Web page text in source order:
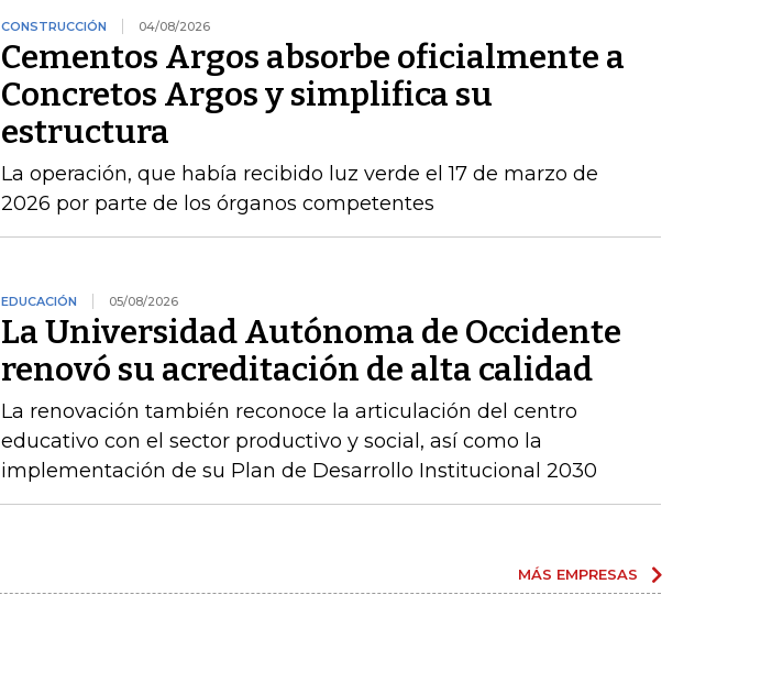
CONSTRUCCIÓN 04/08/2026
Cementos Argos absorbe oficialmente a
Concretos Argos y simplifica su
estructura
La operación, que había recibido luz verde el 17 de marzo de
2026 por parte de los órganos competentes
EDUCACIÓN 05/08/2026
La Universidad Autónoma de Occidente
renovó su acreditación de alta calidad
La renovación también reconoce la articulación del centro
educativo con el sector productivo y social, así como la
implementación de su Plan de Desarrollo Institucional 2030
MÁS EMPRESAS